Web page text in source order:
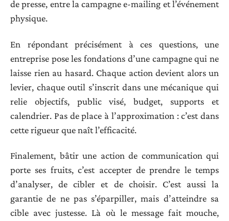
de presse, entre la campagne e-mailing et l’événement
physique.
En répondant précisément à ces questions, une
entreprise pose les fondations d’une campagne qui ne
laisse rien au hasard. Chaque action devient alors un
levier, chaque outil s’inscrit dans une mécanique qui
relie objectifs, public visé, budget, supports et
calendrier. Pas de place à l’approximation : c’est dans
cette rigueur que naît l’efficacité.
Finalement, bâtir une action de communication qui
porte ses fruits, c’est accepter de prendre le temps
d’analyser, de cibler et de choisir. C’est aussi la
garantie de ne pas s’éparpiller, mais d’atteindre sa
cible avec justesse. Là où le message fait mouche,